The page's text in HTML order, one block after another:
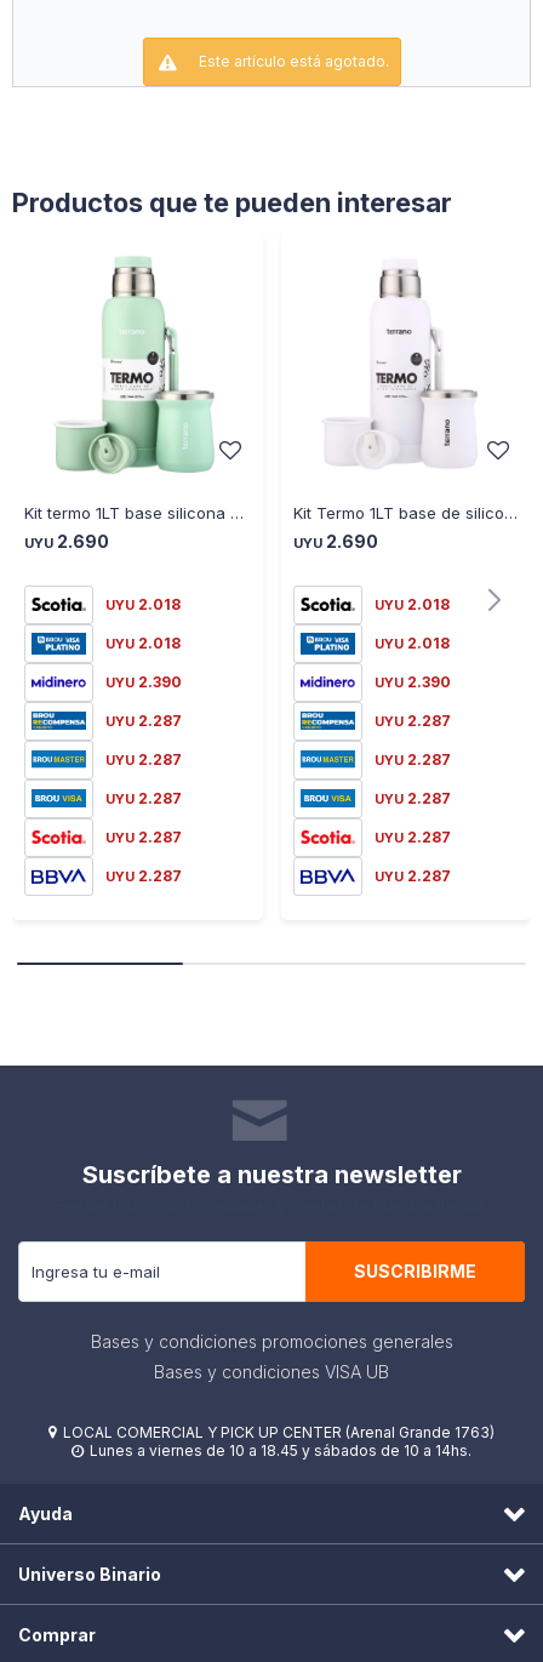
Mate Tradicional
Este artículo está agotado.
Productos que te pueden interesar
Kit termo 1LT base silicona + mate tradicional Verde agua
UYU 2.690
UYU 2.018
UYU 2.018
UYU 2.390
UYU 2.287
UYU 2.287
UYU 2.287
UYU 2.287
UYU 2.287
Kit Termo 1LT base de silicona + Mate Tradicional blanco
UYU 2.690
UYU 2.018
UYU 2.018
UYU 2.390
UYU 2.287
UYU 2.287
UYU 2.287
UYU 2.287
UYU 2.287
Suscríbete a nuestra newsletter
SUSCRIBIRME
Bases y condiciones promociones generales
Bases y condiciones VISA UB
 LOCAL COMERCIAL Y PICK UP CENTER (Arenal Grande 1763)
 Lunes a viernes de 10 a 18.45 y sábados de 10 a 14hs.
Ayuda
Universo Binario
Comprar